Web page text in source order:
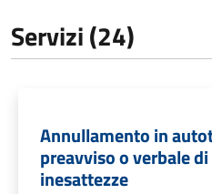
Servizi (24)
Annullamento in
preavviso o verbale
inesattezze